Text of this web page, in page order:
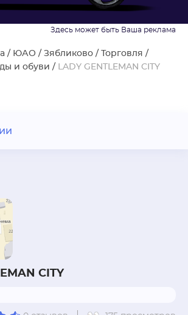
/ ЮАО / Зябликово / Торговля /
и обуви / LADY GENTLEMAN CITY
CITY